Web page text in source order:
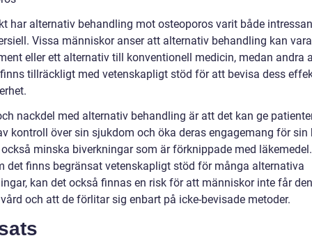
har alternativ behandling mot osteoporos varit både
Vissa människor anser att alternativ behandling kan
eller ett alternativ till konventionell medicin, medan andra
tillräckligt med vetenskapligt stöd för att bevisa dess
nackdel med alternativ behandling är att det kan ge
kontroll över sin sjukdom och öka deras engagemang för sin
minska biverkningar som är förknippade med
det finns begränsat vetenskapligt stöd för många alternativa
kan det också finnas en risk för att människor inte får
och att de förlitar sig enbart på icke-bevisade metoder.